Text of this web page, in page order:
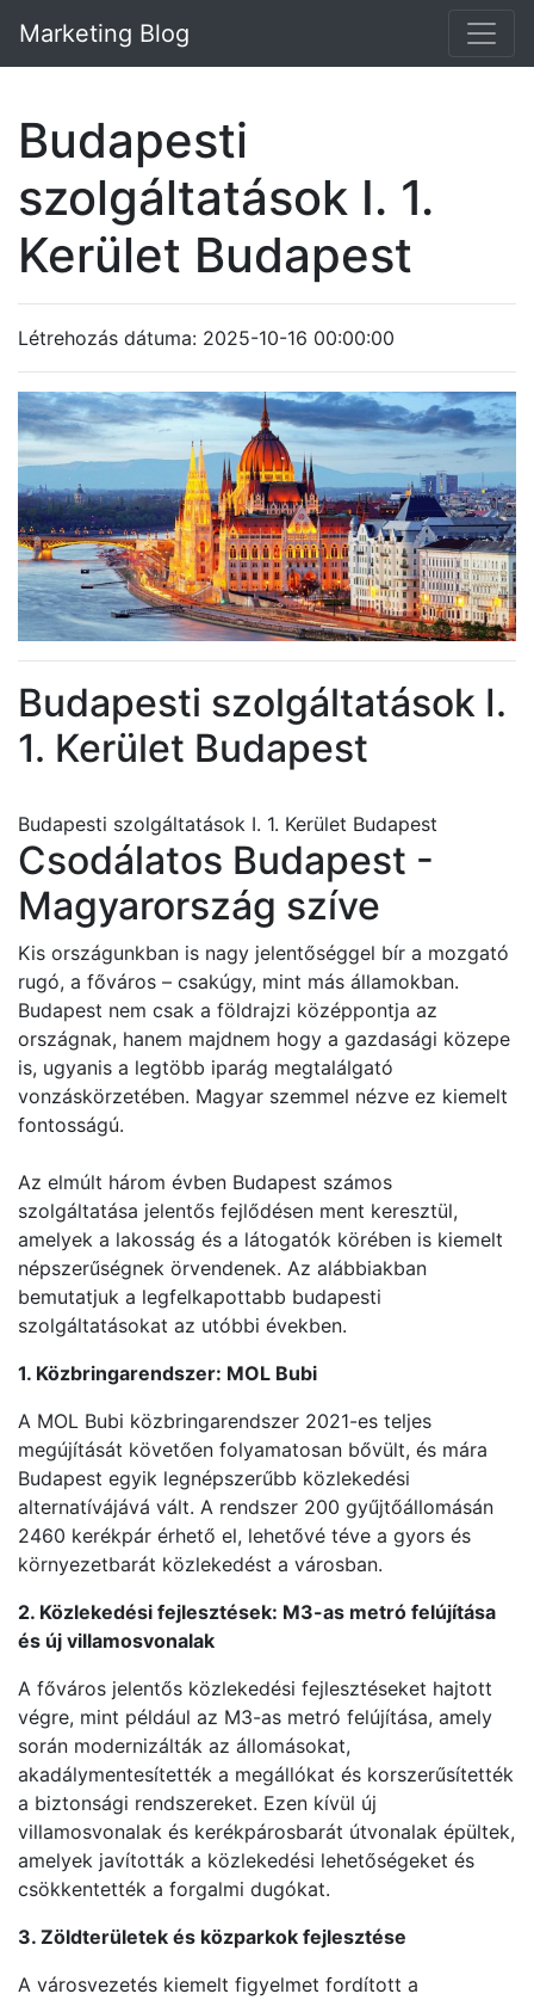
Marketing Blog
Budapesti
szolgáltatások I. 1.
Kerület Budapest
Létrehozás dátuma: 2025-10-16 00:00:00
Budapesti szolgáltatások I.
1. Kerület Budapest
Budapesti szolgáltatások I. 1. Kerület Budapest
Csodálatos Budapest -
Magyarország szíve
Kis országunkban is nagy jelentőséggel bír a mozgató
rugó, a főváros – csakúgy, mint más államokban.
Budapest nem csak a földrajzi középpontja az
országnak, hanem majdnem hogy a gazdasági közepe
is, ugyanis a legtöbb iparág megtalálgató
vonzáskörzetében. Magyar szemmel nézve ez kiemelt
fontosságú.
Az elmúlt három évben Budapest számos
szolgáltatása jelentős fejlődésen ment keresztül,
amelyek a lakosság és a látogatók körében is kiemelt
népszerűségnek örvendenek. Az alábbiakban
bemutatjuk a legfelkapottabb budapesti
szolgáltatásokat az utóbbi években.
1. Közbringarendszer: MOL Bubi
A MOL Bubi közbringarendszer 2021-es teljes
megújítását követően folyamatosan bővült, és mára
Budapest egyik legnépszerűbb közlekedési
alternatívájává vált. A rendszer 200 gyűjtőállomásán
2460 kerékpár érhető el, lehetővé téve a gyors és
környezetbarát közlekedést a városban.
2. Közlekedési fejlesztések: M3-as metró felújítása
és új villamosvonalak
A főváros jelentős közlekedési fejlesztéseket hajtott
végre, mint például az M3-as metró felújítása, amely
során modernizálták az állomásokat,
akadálymentesítették a megállókat és korszerűsítették
a biztonsági rendszereket. Ezen kívül új
villamosvonalak és kerékpárosbarát útvonalak épültek,
amelyek javították a közlekedési lehetőségeket és
csökkentették a forgalmi dugókat.
3. Zöldterületek és közparkok fejlesztése
A városvezetés kiemelt figyelmet fordított a